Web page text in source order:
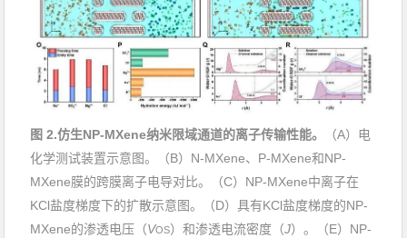
图 2.仿生NP-MXene纳米限域通道的离子传输性能。 （A）电
化学测试装置示意图。（B） N-MXene、 P-MXene和NP-
MXene膜的跨膜离子电导对比。（C） NP-MXene中离子在
KCl盐度梯度下的扩散示意图。（D）具有KCl盐度梯度的NP-
MXene的渗透电压 （VOS）和渗透电流密度（J）。（E） NP-